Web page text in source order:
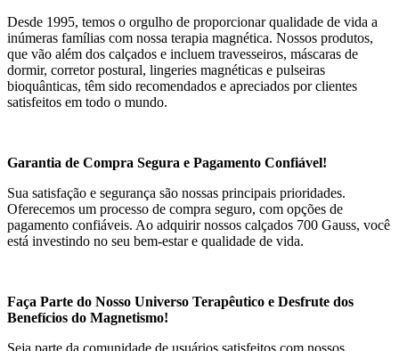
Desde 1995, temos o orgulho de proporcionar qualidade de vida a
inúmeras famílias com nossa terapia magnética. Nossos produtos,
que vão além dos calçados e incluem travesseiros, máscaras de
dormir, corretor postural, lingeries magnéticas e pulseiras
bioquânticas, têm sido recomendados e apreciados por clientes
satisfeitos em todo o mundo.
Garantia de Compra Segura e Pagamento Confiável!
Sua satisfação e segurança são nossas principais prioridades.
Oferecemos um processo de compra seguro, com opções de
pagamento confiáveis. Ao adquirir nossos calçados 700 Gauss, você
está investindo no seu bem-estar e qualidade de vida.
Faça Parte do Nosso Universo Terapêutico e Desfrute dos
Benefícios do Magnetismo!
Seja parte da comunidade de usuários satisfeitos com nossos